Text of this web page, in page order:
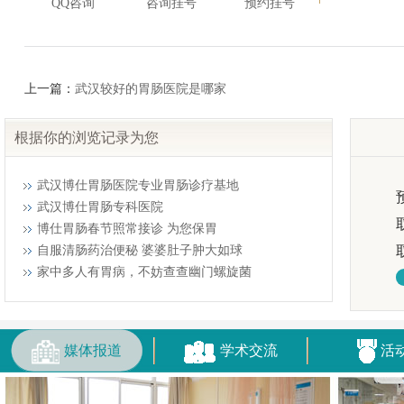
QQ咨询 咨询挂号 预约挂号
上一篇： 武汉较好的胃肠医院是哪家
根据你的浏览记录为您
武汉博仕胃肠医院专业胃肠诊疗基地
武汉博仕胃肠专科医院
博仕胃肠春节照常接诊 为您保胃
自服清肠药治便秘 婆婆肚子肿大如球
家中多人有胃病，不妨查查幽门螺旋菌
媒体报道 学术交流 活